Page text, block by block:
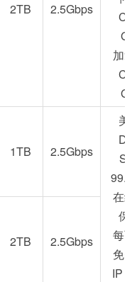
加
2TB 2.5Gbps
1TB 2.5Gbps
在
每
免
IP
2TB 2.5Gbps